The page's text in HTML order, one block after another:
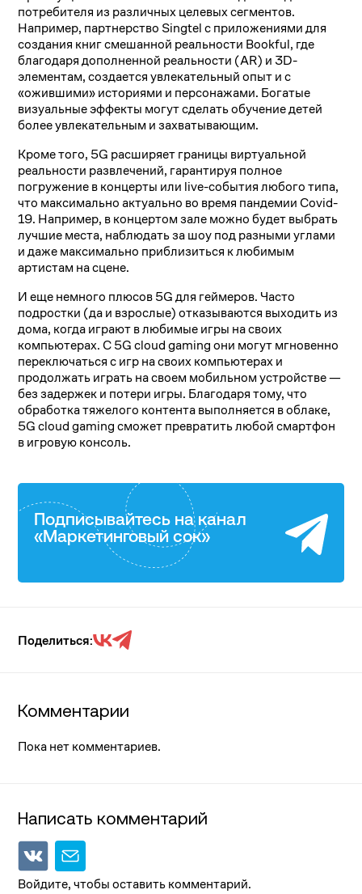
потребителя из различных целевых сегментов.
Например, партнерство Singtel с приложениями для
создания книг смешанной реальности Bookful, где
благодаря дополненной реальности (AR) и 3D-
элементам, создается увлекательный опыт и с
«ожившими» историями и персонажами. Богатые
визуальные эффекты могут сделать обучение детей
более увлекательным и захватывающим.
Кроме того, 5G расширяет границы виртуальной
реальности развлечений, гарантируя полное
погружение в концерты или live-события любого типа,
что максимально актуально во время пандемии Covid-
19. Например, в концертом зале можно будет выбрать
лучшие места, наблюдать за шоу под разными углами
и даже максимально приблизиться к любимым
артистам на сцене.
И еще немного плюсов 5G для геймеров. Часто
подростки (да и взрослые) отказываются выходить из
дома, когда играют в любимые игры на своих
компьютерах. С 5G cloud gaming они могут мгновенно
переключаться с игр на своих компьютерах и
продолжать играть на своем мобильном устройстве —
без задержек и потери игры. Благодаря тому, что
обработка тяжелого контента выполняется в облаке,
5G cloud gaming сможет превратить любой смартфон
в игровую консоль.
Подписывайтесь на канал
«Маркетинговый сок»
Поделиться:
Комментарии
Пока нет комментариев.
Написать комментарий
Войдите, чтобы оставить комментарий.